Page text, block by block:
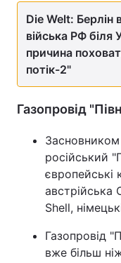
Die Welt:
війська РФ біля
причина
потік-2"
Газопровід
Засновником
російський
європейські
австрійська
Shell,
Газопровід
вже більш